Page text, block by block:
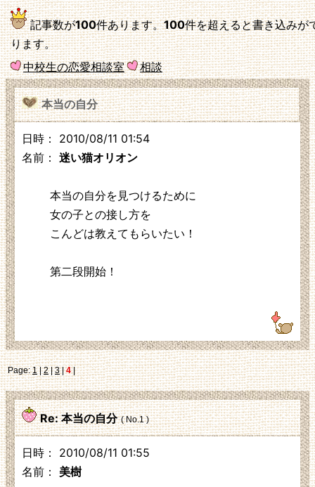
記事数が100件あります。100件を超えると書き込みが
ります。
中校生の恋愛相談室
相談
本当の自分
日時： 2010/08/11 01:54
名前： 迷い猫オリオン
本当の自分を見つけるために
女の子との接し方を
こんどは教えてもらいたい！
第二段開始！
Page:1|2|3|4|
Re: 本当の自分 ( No.1 )
日時： 2010/08/11 01:55
名前： 美樹